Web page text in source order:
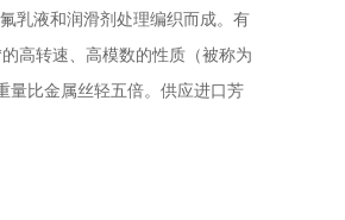
乳液和润滑剂处理编织而成。有
高转速、高模数的性质（被称为
量比金属丝轻五倍。供应进口芳